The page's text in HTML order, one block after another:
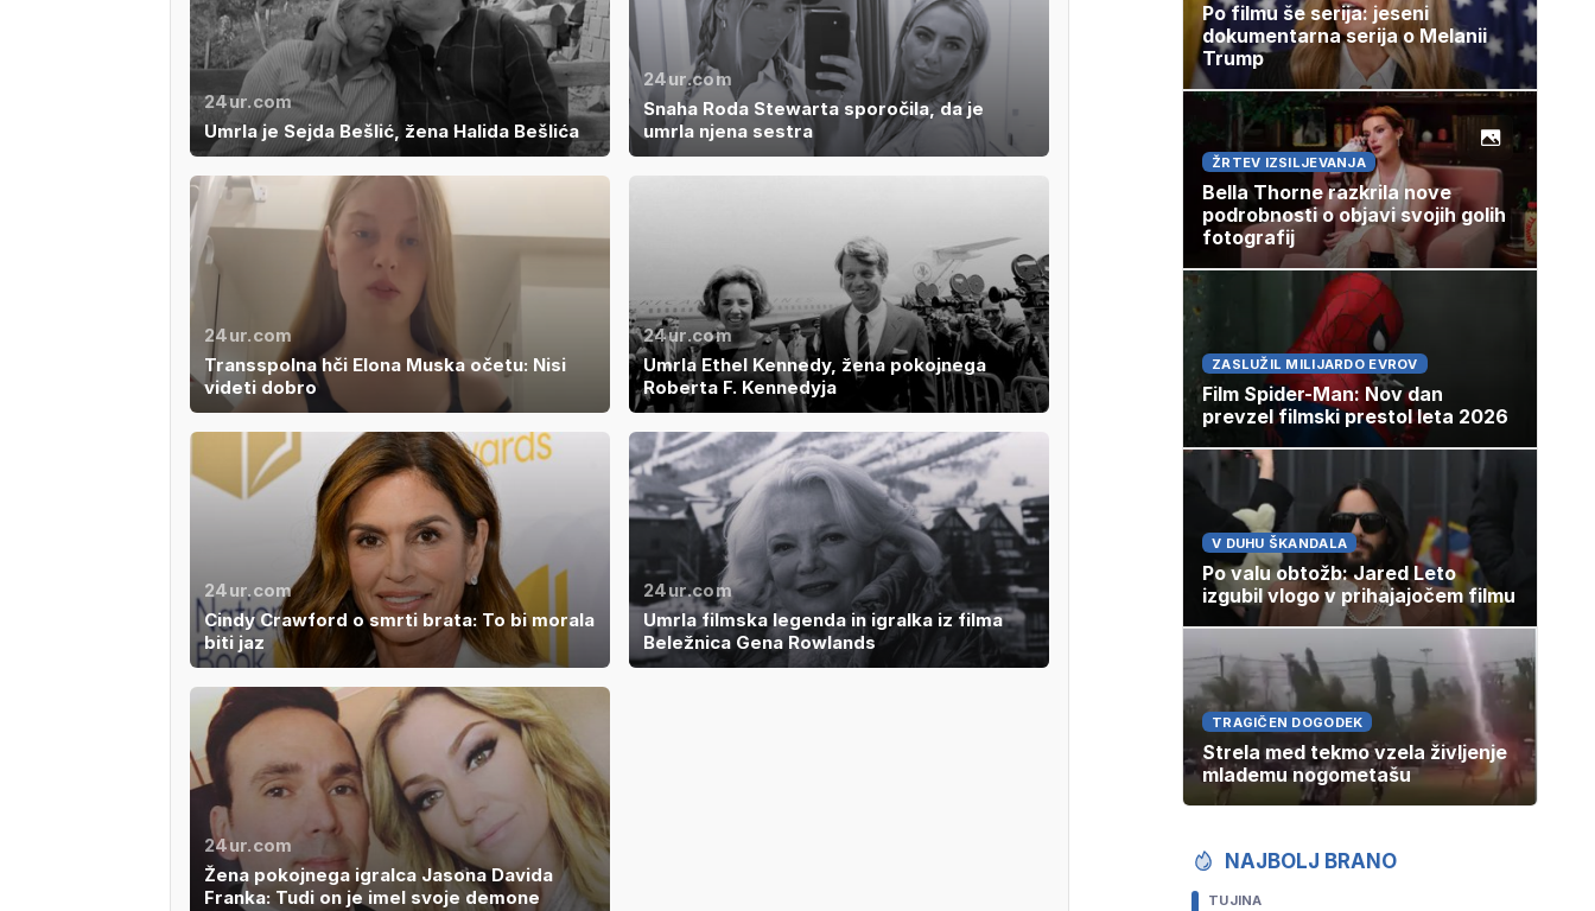
24ur.com
Umrla je Sejda Bešlić, žena Halida Bešlića
24ur.com
Snaha Roda Stewarta sporočila, da je
umrla njena sestra
24ur.com
Transspolna hči Elona Muska očetu: Nisi
videti dobro
24ur.com
Umrla Ethel Kennedy, žena pokojnega
Roberta F. Kennedyja
24ur.com
Cindy Crawford o smrti brata: To bi morala
biti jaz
24ur.com
Umrla filmska legenda in igralka iz filma
Beležnica Gena Rowlands
24ur.com
Žena pokojnega igralca Jasona Davida
Franka: Tudi on je imel svoje demone
Po filmu še serija: jeseni
dokumentarna serija o Melanii
Trump
ŽRTEV IZSILJEVANJA
Bella Thorne razkrila nove
podrobnosti o objavi svojih golih
fotografij
ZASLUŽIL MILIJARDO EVROV
Film Spider-Man: Nov dan
prevzel filmski prestol leta 2026
V DUHU ŠKANDALA
Po valu obtožb: Jared Leto
izgubil vlogo v prihajajočem filmu
TRAGIČEN DOGODEK
Strela med tekmo vzela življenje
mlademu nogometašu
NAJBOLJ BRANO
TUJINA